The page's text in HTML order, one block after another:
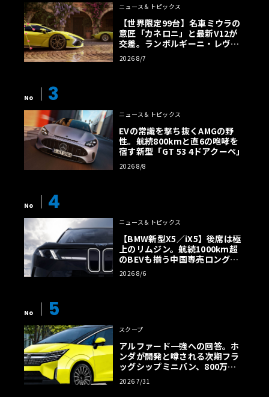
ニュース＆トピックス
【世界限定99台】名車ミウラの
意匠「カネロニ」と最新V12が
交差。ランボルギーニ・レヴエ
ルトに60周年記念車が登場
2026 8/7
No 3
ニュース＆トピックス
EVの常識を撃ち抜くAMGの野
性。航続800kmと直6の咆哮を
宿す新型「GT 53 4ドアクーペ」
2026 8/8
No 4
ニュース＆トピックス
【BMW新型X5／iX5】後席は極
上のリムジン。航続1000km超
のBEVも揃う中国専売ロング仕
様の全貌
2026 8/6
No 5
スクープ
アルファード一強への回答。ホ
ンダが開発と噂される次期フラ
ッグシップミニバン、800万円
超の勝算【予想CG】
2026 7/31